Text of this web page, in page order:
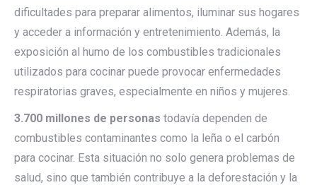
dificultades para preparar alimentos, iluminar sus hogares
y acceder a información y entretenimiento. Además, la
exposición al humo de los combustibles tradicionales
utilizados para cocinar puede provocar enfermedades
respiratorias graves, especialmente en niños y mujeres.
3.700 millones de personas todavía dependen de
combustibles contaminantes como la leña o el carbón
para cocinar. Esta situación no solo genera problemas de
salud, sino que también contribuye a la deforestación y la